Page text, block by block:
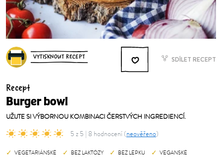
VYTISKNOUT RECEPT SDÍLET RECEPT
Recept
Burger bowl
UŽIJTE SI VÝBORNOU KOMBINACI ČERSTVÝCH INGREDIENCÍ.
5 z 5 | 8 hodnocení (neověřeno)
VEGETARIÁNSKÉ BEZ LAKTÓZY BEZ LEPKU VEGANSKÉ